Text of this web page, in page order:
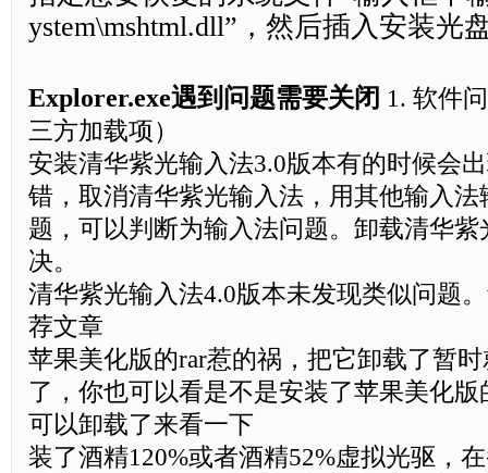
ystem\mshtml.dll”，然后插入安装光
Explorer.exe遇到问题需要关闭 1. 软件
三方加载项）
安装清华紫光输入法3.0版本有的时候会出
错，取消清华紫光输入法，用其他输入
题，可以判断为输入法问题。卸载清华
决。
清华紫光输入法4.0版本未发现类似问题
荐文章
苹果美化版的rar惹的祸，把它卸载了暂
了，你也可以看是不是安装了苹果美化版
可以卸载了来看一下
装了酒精120%或者酒精52%虚拟光驱，